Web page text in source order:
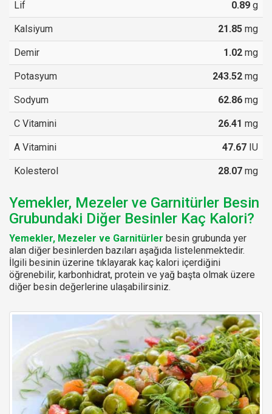
Lif 0.89 g
Kalsiyum 21.85 mg
Demir 1.02 mg
Potasyum 243.52 mg
Sodyum 62.86 mg
C Vitamini 26.41 mg
A Vitamini 47.67 IU
Kolesterol 28.07 mg
Yemekler, Mezeler ve Garnitürler Besin
Grubundaki Diğer Besinler Kaç Kalori?
Yemekler, Mezeler ve Garnitürler besin grubunda yer
alan diğer besinlerden bazıları aşağıda listelenmektedir.
İlgili besinin üzerine tıklayarak kaç kalori içerdiğini
öğrenebilir, karbonhidrat, protein ve yağ başta olmak üzere
diğer besin değerlerine ulaşabilirsiniz.